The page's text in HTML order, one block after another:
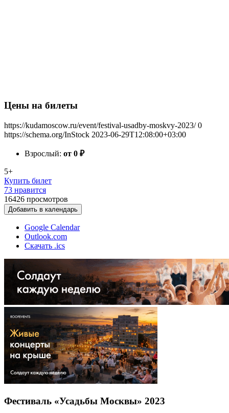
Цены на билеты
https://kudamoscow.ru/event/festival-usadby-moskvy-2023/ 0
https://schema.org/InStock 2023-06-29T12:08:00+03:00
Взрослый: от 0 ₽
5+
Купить билет
73 нравится
16426 просмотров
Добавить в календарь
Google Calendar
Outlook.com
Скачать .ics
Фестиваль «Усадьбы Москвы» 2023